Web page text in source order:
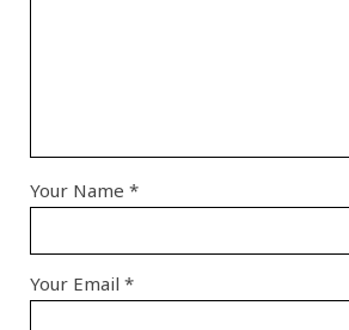
Your Name *
Your Email *